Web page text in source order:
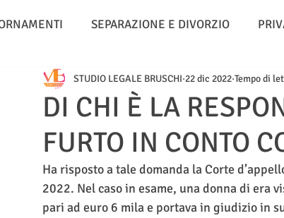
SEPARAZIONE E DIVORZIO
VACCINI TUTELA ANZIANI MULTE
DIRITTO IMMOBILIARE INTELLIGENZA
DI CHI È LA
FURTO IN CONTO
STUDIO LEGALE BRUSCHI 22 dic 2022 Tempo di
Ha risposto a tale domanda la Corte
2022. Nel caso in esame, una donna di era
pari ad euro 6 mila e portava in giudizio in